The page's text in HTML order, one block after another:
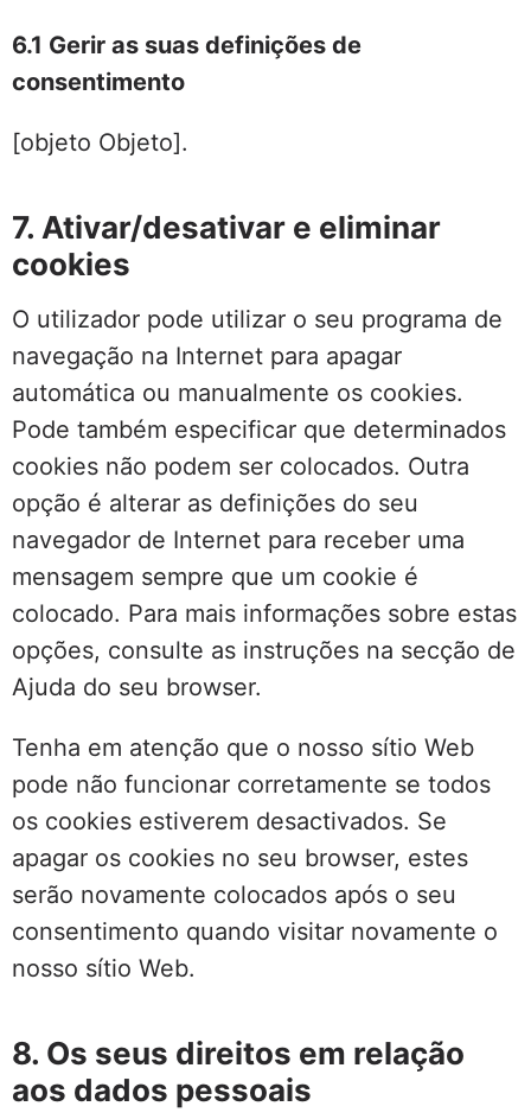
6.1 Gerir as suas definições de
consentimento
[objeto Objeto].
7. Ativar/desativar e eliminar
cookies
O utilizador pode utilizar o seu programa de
navegação na Internet para apagar
automática ou manualmente os cookies.
Pode também especificar que determinados
cookies não podem ser colocados. Outra
opção é alterar as definições do seu
navegador de Internet para receber uma
mensagem sempre que um cookie é
colocado. Para mais informações sobre estas
opções, consulte as instruções na secção de
Ajuda do seu browser.
Tenha em atenção que o nosso sítio Web
pode não funcionar corretamente se todos
os cookies estiverem desactivados. Se
apagar os cookies no seu browser, estes
serão novamente colocados após o seu
consentimento quando visitar novamente o
nosso sítio Web.
8. Os seus direitos em relação
aos dados pessoais